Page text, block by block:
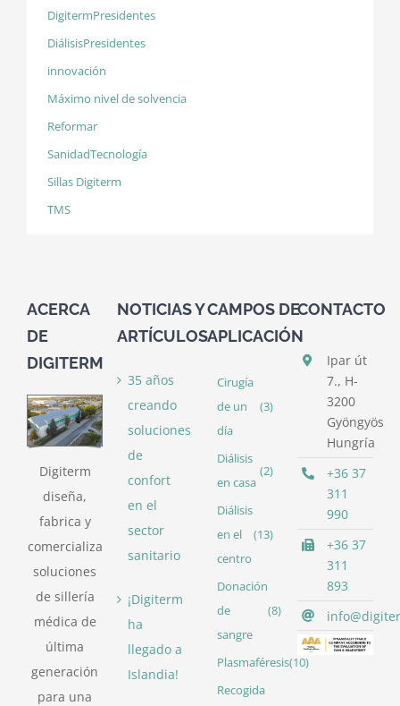
DigitermPresidentes
DiálisisPresidentes
innovación
Máximo nivel de solvencia
Reformar
SanidadTecnología
Sillas Digiterm
TMS
ACERCA
DE
DIGITERM
Digiterm
diseña,
fabrica y
comercializa
soluciones
de sillería
médica de
última
generación
para una
NOTICIAS Y
ARTÍCULOS
35 años
creando
soluciones
de
confort
en el
sector
sanitario
¡Digiterm
ha
llegado a
Islandia!
CAMPOS DE
APLICACIÓN
Cirugía
de un
día
(3)
Diálisis
en casa
(2)
Diálisis
en el
centro
(13)
Donación
de
sangre
(8)
Plasmaféresis(10)
Recogida
CONTACTO
Ipar út
7., H-
3200
Gyöngyös
Hungría
+36 37
311
990
+36 37
311
893